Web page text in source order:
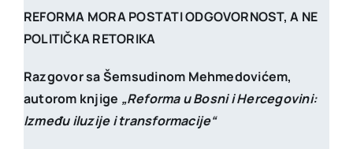
REFORMA MORA POSTATI ODGOVORNOST, A NE
POLITIČKA RETORIKA
Razgovor sa Šemsudinom Mehmedovićem,
autorom knjige „Reforma u Bosni i Hercegovini:
Između iluzije i transformacije“